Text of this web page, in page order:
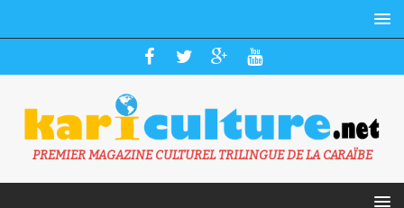
PREMIER MAGAZINE CULTUREL TRILINGUE DE LA CARAÏBE